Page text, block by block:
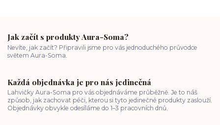
Jak začít s produkty Aura-Soma?
Nevíte, jak začít? Připravili jsme pro vás jednoduchého průvodce
světem Aura-Soma.
Každá objednávka je pro nás jedinečná
Lahvičky Aura-Soma pro vás objednáváme průběžně. Je to náš
způsob, jak zachovat péči, kterou si tyto jedinečné produkty zaslouží.
Objednávky obvykle odesíláme do 1–3 pracovních dnů.